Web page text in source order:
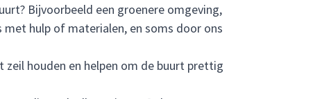
Bijvoorbeeld een groenere omgeving,
hulp of materialen, en soms door ons
zeil houden en helpen om de buurt prettig